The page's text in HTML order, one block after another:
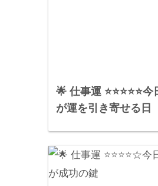
🌟 仕事運 ⭐⭐⭐⭐⭐
が運を引き寄せる日